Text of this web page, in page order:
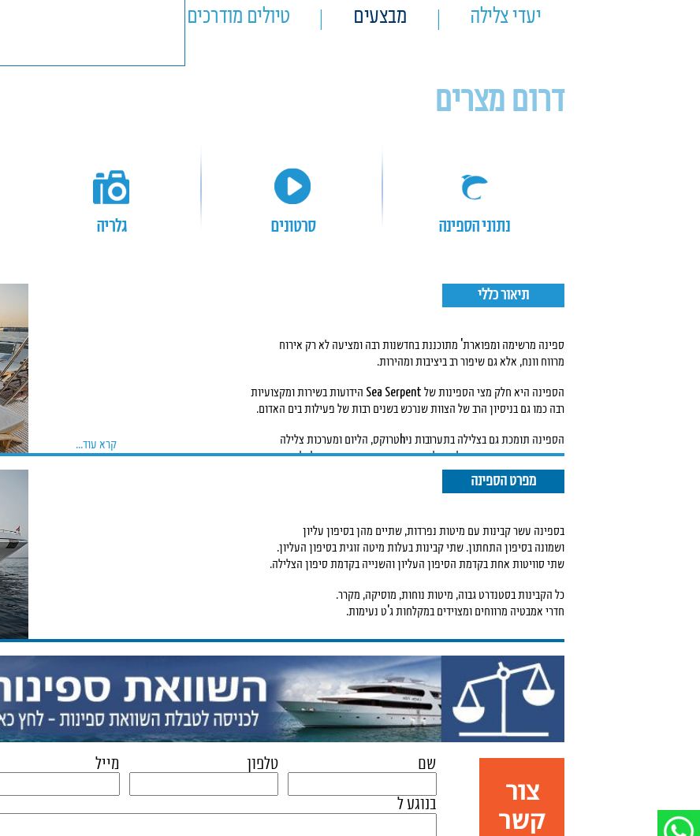
Serpent Grand
יעדי צלילה מבצעים טיולים מודרכים
דרום מצרים
נתוני הספינה סרטונים גלריה
תיאור כללי
ספינה מרשימה ומפוארת' מתוכננת בחדשנות רבה ומציעה לא רק אירוח
מרווח וונח, אלא גם שיפור רב ביציבות ומהירות.
הספינה היא חלק מצי הספינות של Sea Serpent הידועות בשירות ומקצועיות
רבה כמו גם בניסיון הרב של הצוות שנרכש בשנים רבות של פעילות בים האדום.
הספינה תומכת גם בצלילה בתערובות ניhטרוקס, הליום ומערכות צלילה
מתקדמות עם תחנת ערבול גז על פי דרישה. הספינה מתאימה לאלה
המבקשים איכות ומהירות בין האתרים.
קרא עוד...
מפרט הספינה
בספינה עשר קבינות עם מיטות נפרדות, שתיים מהן בסיפון עליון
ושמונה בסיפון התחתון. שתי קבינות בעלות מיטה זוגית בסיפון העליון.
שתי סוויטות אחת בקדמת הסיפון העליון והשנייה בקדמת סיפון הצלילה.
כל הקבינות בסטנדרט גבוה, מיטות נוחות, מוסיקה, מקרר.
חדרי אמבטיה מרווחים ומצוידים במקלחות ג'ט נעימות.
צור
קשר
שם טלפון מייל
בנוגע ל